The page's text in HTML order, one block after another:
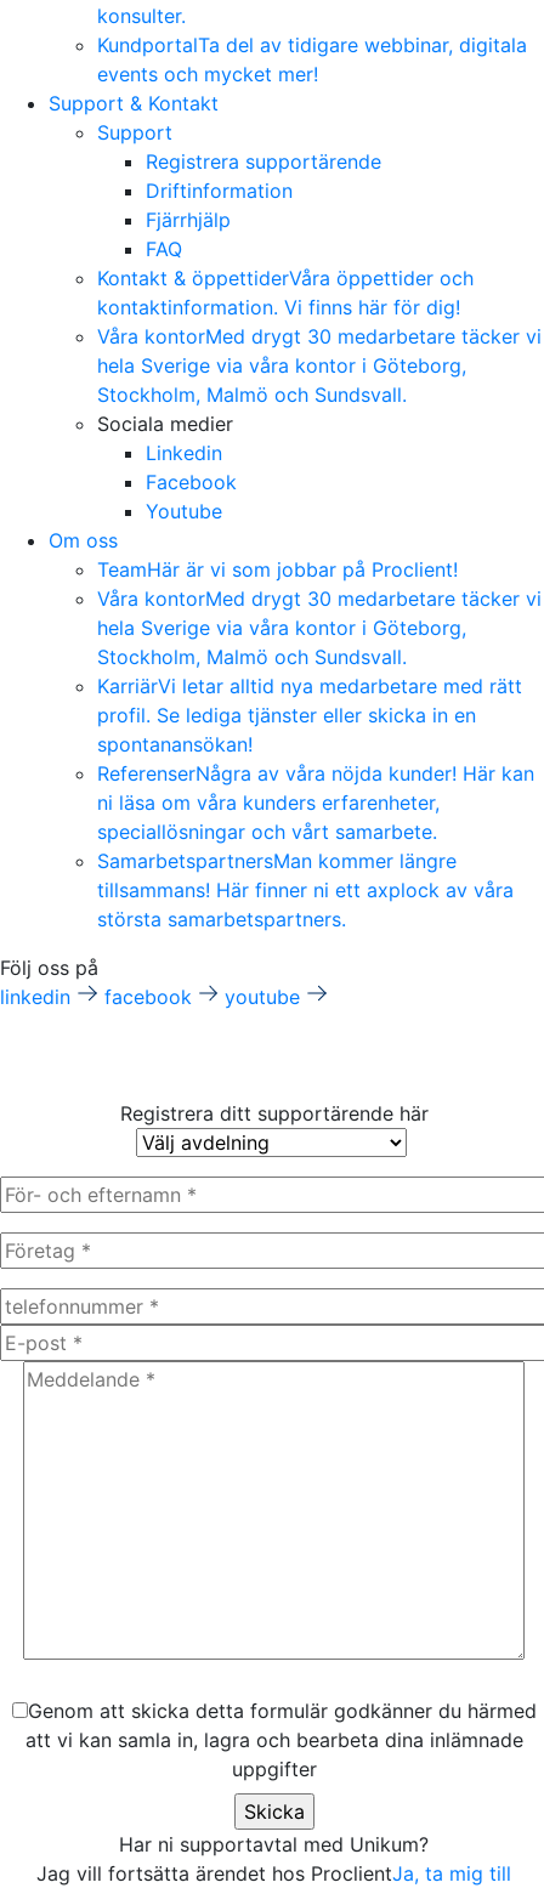
konsulter.
KundportalTa del av tidigare webbinar, digitala
events och mycket mer!
Support & Kontakt
Support
Registrera supportärende
Driftinformation
Fjärrhjälp
FAQ
Kontakt & öppettiderVåra öppettider och
kontaktinformation. Vi finns här för dig!
Våra kontorMed drygt 30 medarbetare täcker vi
hela Sverige via våra kontor i Göteborg,
Stockholm, Malmö och Sundsvall.
Sociala medier
Linkedin
Facebook
Youtube
Om oss
TeamHär är vi som jobbar på Proclient!
Våra kontorMed drygt 30 medarbetare täcker vi
hela Sverige via våra kontor i Göteborg,
Stockholm, Malmö och Sundsvall.
KarriärVi letar alltid nya medarbetare med rätt
profil. Se lediga tjänster eller skicka in en
spontanansökan!
ReferenserNågra av våra nöjda kunder! Här kan
ni läsa om våra kunders erfarenheter,
speciallösningar och vårt samarbete.
SamarbetspartnersMan kommer längre
tillsammans! Här finner ni ett axplock av våra
största samarbetspartners.
Följ oss på
linkedin
facebook youtube
Registrera ditt supportärende här
Genom att skicka detta formulär godkänner du härmed
att vi kan samla in, lagra och bearbeta dina inlämnade
uppgifter
Har ni supportavtal med Unikum?
Jag vill fortsätta ärendet hos ProclientJa, ta mig till